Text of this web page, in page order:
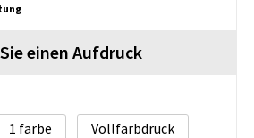
einen Aufdruck
1 Vollfarbdruck